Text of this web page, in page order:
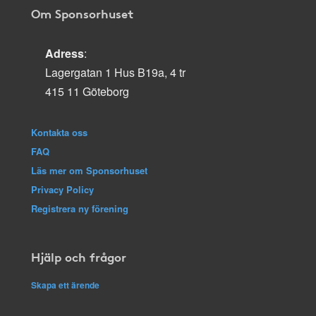
Om Sponsorhuset
Adress:
Lagergatan 1 Hus B19a, 4 tr
415 11 Göteborg
Kontakta oss
FAQ
Läs mer om Sponsorhuset
Privacy Policy
Registrera ny förening
Hjälp och frågor
Skapa ett ärende